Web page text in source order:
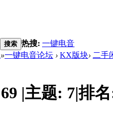
搜索 热搜: 一键电音
»一键电音论坛 › KX版块› 二手
69 |主题: 7|排